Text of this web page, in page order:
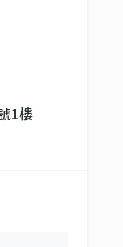
1樓